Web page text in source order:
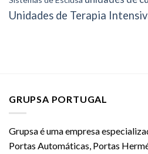
Unidades de Terapia
GRUPSA PORTUGAL
Grupsa é uma empresa
Portas Automáticas, Portas